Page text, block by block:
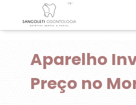
Aparelho
Preço no